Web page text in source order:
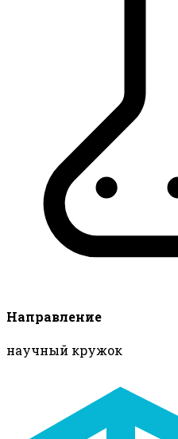
Направление
научный кружок